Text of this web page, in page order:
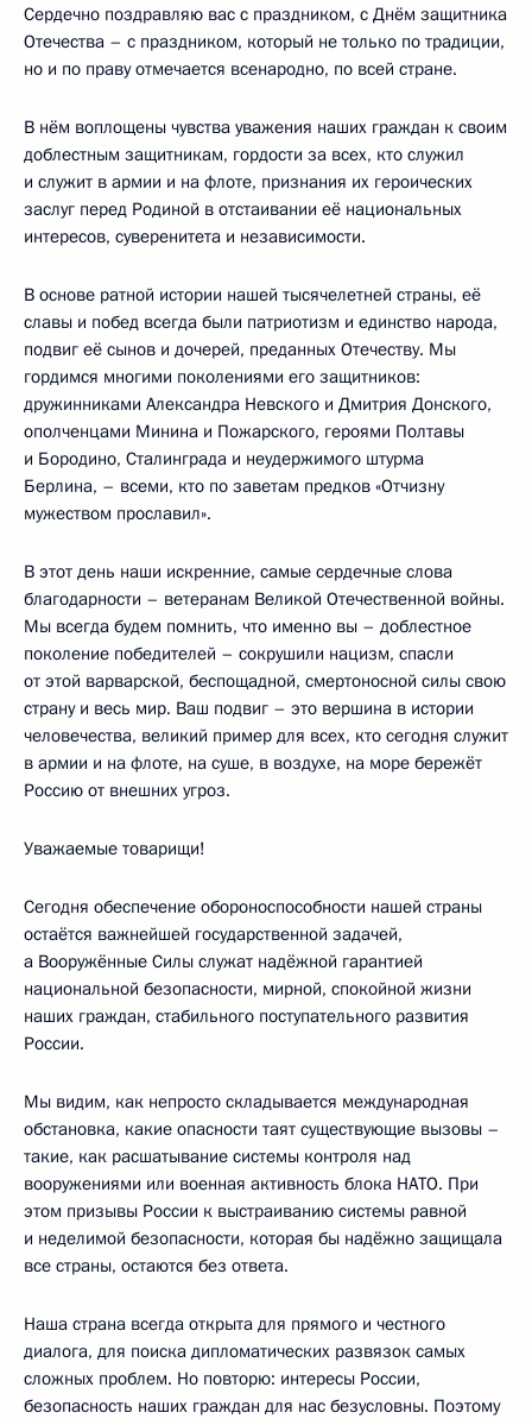
Сердечно поздравляю вас с праздником, с Днём защитника
Отечества – с праздником, который не только по традиции,
но и по праву отмечается всенародно, по всей стране.
В нём воплощены чувства уважения наших граждан к своим
доблестным защитникам, гордости за всех, кто служил
и служит в армии и на флоте, признания их героических
заслуг перед Родиной в отстаивании её национальных
интересов, суверенитета и независимости.
В основе ратной истории нашей тысячелетней страны, её
славы и побед всегда были патриотизм и единство народа,
подвиг её сынов и дочерей, преданных Отечеству. Мы
гордимся многими поколениями его защитников:
дружинниками Александра Невского и Дмитрия Донского,
ополченцами Минина и Пожарского, героями Полтавы
и Бородино, Сталинграда и неудержимого штурма
Берлина, – всеми, кто по заветам предков «Отчизну
мужеством прославил».
В этот день наши искренние, самые сердечные слова
благодарности – ветеранам Великой Отечественной войны.
Мы всегда будем помнить, что именно вы – доблестное
поколение победителей – сокрушили нацизм, спасли
от этой варварской, беспощадной, смертоносной силы свою
страну и весь мир. Ваш подвиг – это вершина в истории
человечества, великий пример для всех, кто сегодня служит
в армии и на флоте, на суше, в воздухе, на море бережёт
Россию от внешних угроз.
Уважаемые товарищи!
Сегодня обеспечение обороноспособности нашей страны
остаётся важнейшей государственной задачей,
а Вооружённые Силы служат надёжной гарантией
национальной безопасности, мирной, спокойной жизни
наших граждан, стабильного поступательного развития
России.
Мы видим, как непросто складывается международная
обстановка, какие опасности таят существующие вызовы –
такие, как расшатывание системы контроля над
вооружениями или военная активность блока НАТО. При
этом призывы России к выстраиванию системы равной
и неделимой безопасности, которая бы надёжно защищала
все страны, остаются без ответа.
Наша страна всегда открыта для прямого и честного
диалога, для поиска дипломатических развязок самых
сложных проблем. Но повторю: интересы России,
безопасность наших граждан для нас безусловны. Поэтому